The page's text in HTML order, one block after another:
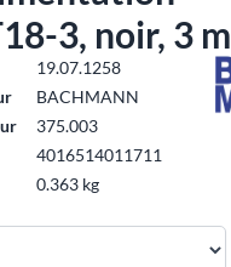
3, noir, 3 m
19.07.1258
BACHMANN
375.003
4016514011711
0.363 kg